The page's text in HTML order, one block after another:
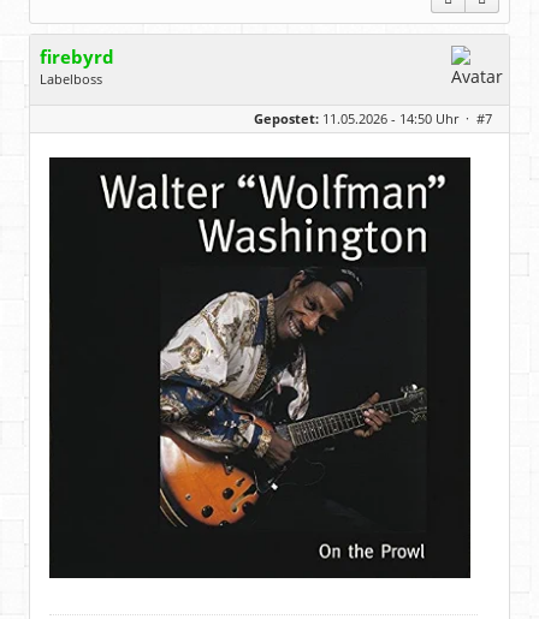
firebyrd
Labelboss
Geschlecht:
keine Angabe
Hausgeburt (Ausgeburt?)
Beiträge:
48869
Dabei seit:
05 / 2006
Gepostet: 11.05.2026 - 14:50 Uhr · #7